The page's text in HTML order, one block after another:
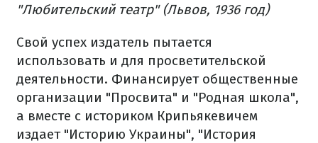
"Любительский театр" (Львов, 1936 год)
Свой успех издатель пытается
использовать и для просветительской
деятельности. Финансирует общественные
организации "Просвита" и "Родная школа",
а вместе с историком Крипьякевичем
издает "Историю Украины", "История